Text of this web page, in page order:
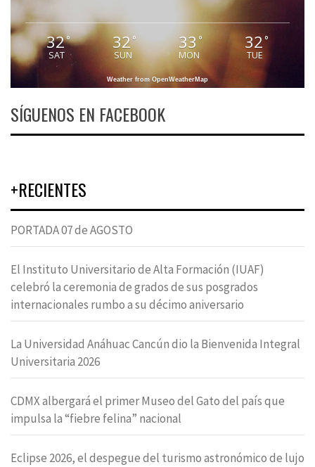
32°
SAT
32°
SUN
33 °
MON
32°
TUE
Weather from OpenWeatherMap
SÍGUENOS EN FACEBOOK
+RECIENTES
PORTADA 07 de AGOSTO
El Instituto Universitario de Alta Formación (IUAF)
celebró la ceremonia de grados de sus posgrados
internacionales rumbo a su décimo aniversario
La Universidad Anáhuac Cancún dio la Bienvenida Integral
Universitaria 2026
CDMX albergará el primer Museo del Gato del país que
impulsa la “fiebre felina” nacional
Eclipse 2026, el despegue del turismo astronómico de lujo